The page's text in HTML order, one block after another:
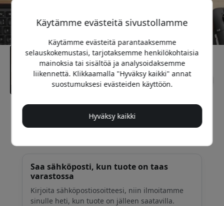
Suositeltava hinta
36.99 EUR
Saa sähköposti, kun tuote on taas
varastossa
Kirjoita sähköpostiosoitteesi, niin ilmoitamme
sinulle heti, kun tuote on jälleen saatavilla.
Käytämme evästeitä sivustollamme
Käytämme evästeitä parantaaksemme
selauskokemustasi, tarjotaksemme henkilökohtaisia
mainoksia tai sisältöä ja analysoidaksemme
liikennettä. Klikkaamalla "Hyväksy kaikki" annat
suostumuksesi evästeiden käyttöön.
Hyväksy kaikki